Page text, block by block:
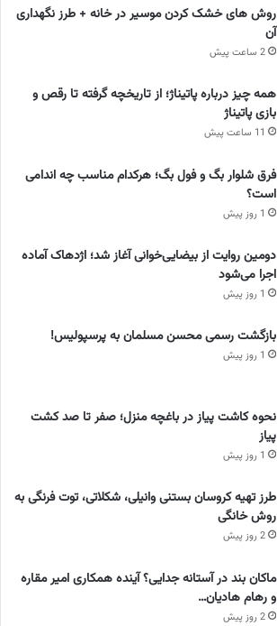
روش های خشک کردن موسیر در خانه + طرز نگهداری
آن
2 ساعت پیش
همه چیز درباره پاتیناژ؛ از تاریخچه گرفته تا رقص و
بازی پاتیناژ
11 ساعت پیش
فرق شلوار بگ و فول بگ؛ هرکدام مناسب چه اندامی
است؟
1 روز پیش
دومین روایت از بیضایی‌خوانی آغاز شد؛ اژدهاک آماده
اجرا می‌شود
1 روز پیش
بازگشت رسمی محسن مسلمان به پرسپولیس!
1 روز پیش
نحوه کاشت پیاز در باغچه منزل؛ صفر تا صد کشت
پیاز
1 روز پیش
طرز تهیه کروسان بستنی وانیلی، شکلاتی، توت فرنگی به
روش خانگی
2 روز پیش
ماکان بند در آستانه جدایی؟ آینده همکاری امیر مقاره
و رهام هادیان…
2 روز پیش